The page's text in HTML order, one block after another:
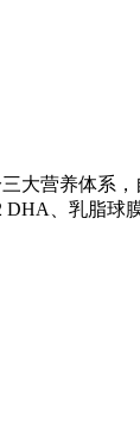
大营养体系
DHA、乳脂